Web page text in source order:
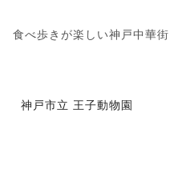
食べ歩きが楽しい神戸中華街
神戸市立 王子動物園